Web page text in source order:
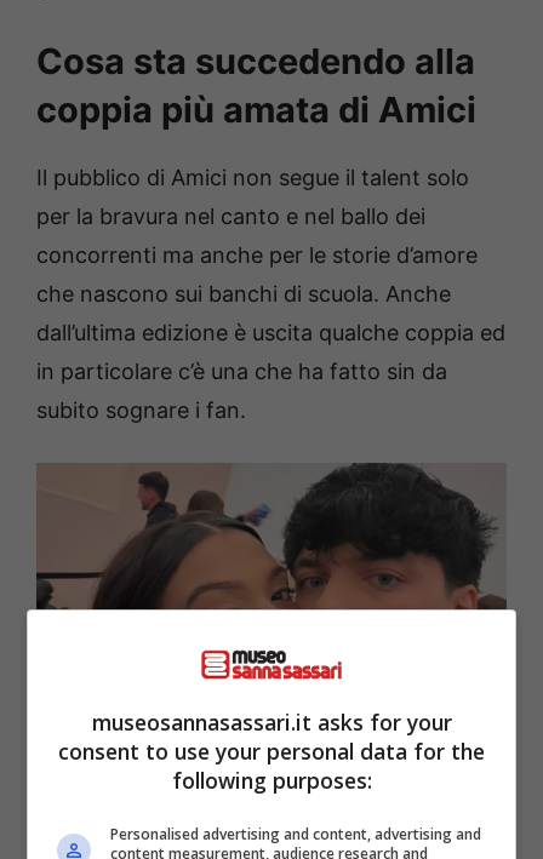
Cosa sta succedendo alla
coppia più amata di Amici
Il pubblico di Amici non segue il talent solo
per la bravura nel canto e nel ballo dei
concorrenti ma anche per le storie d’amore
che nascono sui banchi di scuola. Anche
dall’ultima edizione è uscita qualche coppia ed
in particolare c’è una che ha fatto sin da
subito sognare i fan.
Cosa sta succedendo alla coppia più amata di Amici
(Instagram @butchick__) – museosannasassari.it
museosannasassari.it asks for your
consent to use your personal data for the
following purposes:
Personalised advertising and content, advertising and
content measurement, audience research and